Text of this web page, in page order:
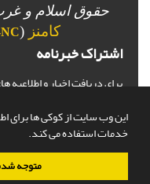
این وب سایت از کوکی ها برای
خدمات استفاده می کند.
متوجه
حقوق اسلام و
کامنز (
اشتراک خبرنامه
برای دریافت اخبار و